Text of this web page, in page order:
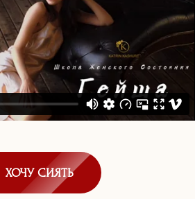
ХОЧУ СИЯТЬ